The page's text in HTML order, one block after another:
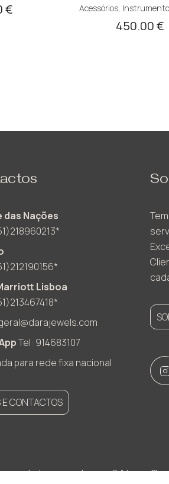
€ Acessórios,
450.00€
das Nações
Lisboa
Tel: 914683107
para rede fixa nacional
E CONTACTOS
de encomendas R.A.L Blog